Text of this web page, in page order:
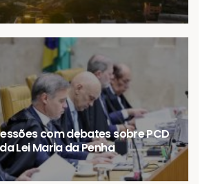
com debates sobre PCD
Lei Maria da Penha